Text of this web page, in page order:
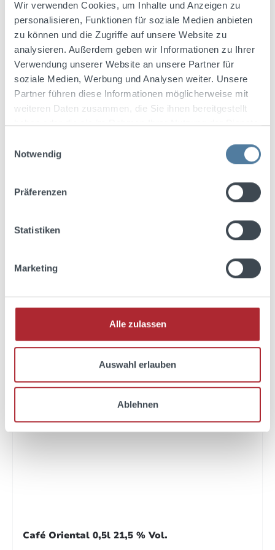
Wir verwenden Cookies, um Inhalte und Anzeigen zu
personalisieren, Funktionen für soziale Medien anbieten
zu können und die Zugriffe auf unsere Website zu
analysieren. Außerdem geben wir Informationen zu Ihrer
Verwendung unserer Website an unsere Partner für
soziale Medien, Werbung und Analysen weiter. Unsere
Partner führen diese Informationen möglicherweise mit
weiteren Daten zusammen, die Sie ihnen bereitgestellt
haben oder die sie im Rahmen Ihrer Nutzung der Dienste
Notwendig
Präferenzen
Statistiken
Marketing
Alle zulassen
Auswahl erlauben
Ablehnen
Kosaken Kaffee 0,04l 26% Vol.
Preise exkl. MwSt. zzgl. Versandkosten
Café Oriental 0,5l 21,5 % Vol.